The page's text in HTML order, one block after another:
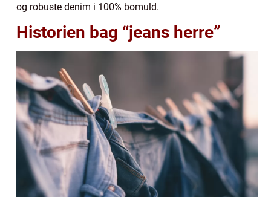
og robuste denim i 100% bomuld.
Historien bag “jeans herre”